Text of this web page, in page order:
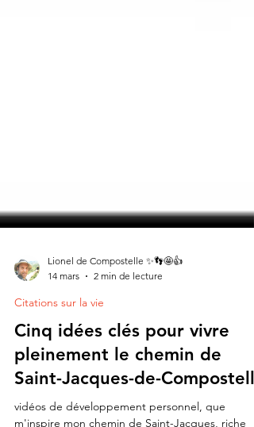
Lionel de Compostelle ✨👣🤩👍
Citations sur la vie
Cinq idées clés pour vivre
pleinement le chemin de
Saint-Jacques-de-Compostelle